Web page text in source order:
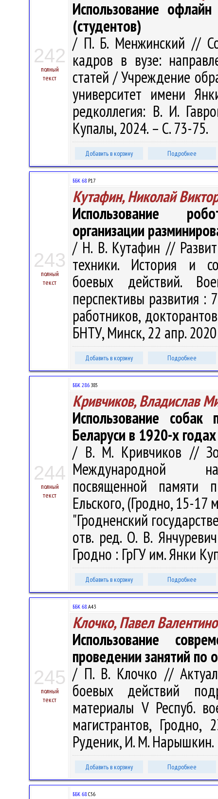
242
полный
текст
Использование
(студентов)
/ П. Б. Менжинский //
кадров в вузе:
статей / Учреждение
университет имени
редколлегия: В. И.
Купалы, 2024. – С. 73-75.
Добавить в корзину Подробнее
243
полный
текст
ББК 68.Р17
Кутафин, Николай
Использование
организации
/ Н. В. Кутафин //
техники. История и
боевых действий.
перспективы развития :
работников,
БНТУ, Минск, 22 апр.
Добавить в корзину Подробнее
244
полный
текст
ББК 28.6 З85
Кривчиков, Владислав
Использование собак
Беларуси в 1920-х годах
/ В. М. Кривчиков //
Международной
посвященной памяти
Ельского, (Гродно, 15-
"Гродненский
отв. ред. О. В.
Гродно : ГрГУ им. Янки
Добавить в корзину Подробнее
245
полный
текст
ББК 68.А43
Клочко, Павел
Использование
проведении занятий по
/ П. В. Клочко //
боевых действий
материалы V Респуб.
магистрантов,
Руденик, И. М. Нарышкин.
Добавить в корзину Подробнее
ББК 68.С56